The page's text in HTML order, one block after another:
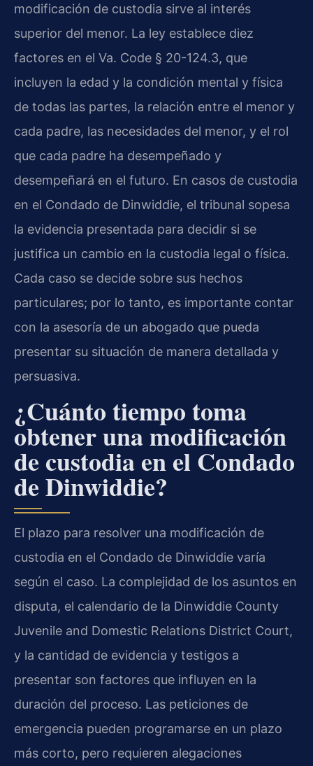
modificación de custodia sirve al interés
superior del menor. La ley establece diez
factores en el Va. Code § 20-124.3, que
incluyen la edad y la condición mental y física
de todas las partes, la relación entre el menor y
cada padre, las necesidades del menor, y el rol
que cada padre ha desempeñado y
desempeñará en el futuro. En casos de custodia
en el Condado de Dinwiddie, el tribunal sopesa
la evidencia presentada para decidir si se
justifica un cambio en la custodia legal o física.
Cada caso se decide sobre sus hechos
particulares; por lo tanto, es importante contar
con la asesoría de un abogado que pueda
presentar su situación de manera detallada y
persuasiva.
¿Cuánto tiempo toma
obtener una modificación
de custodia en el Condado
de Dinwiddie?
El plazo para resolver una modificación de
custodia en el Condado de Dinwiddie varía
según el caso. La complejidad de los asuntos en
disputa, el calendario de la Dinwiddie County
Juvenile and Domestic Relations District Court,
y la cantidad de evidencia y testigos a
presentar son factores que influyen en la
duración del proceso. Las peticiones de
emergencia pueden programarse en un plazo
más corto, pero requieren alegaciones